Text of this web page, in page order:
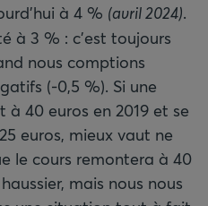
à 4 % (avril 2024).
à 3 % : c’est toujours
nous comptions
(‑0,5 %). Si une
40 euros en 2019 et se
euros, mieux vaut ne
le cours remontera à 40
mais nous nous